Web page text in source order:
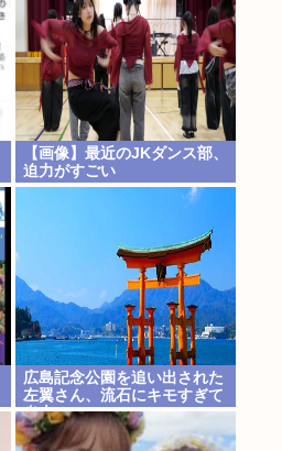
【画像】最近のJKダンス部、
迫力がすごい
広島記念公園を追い出された
左翼さん、流石にキモすぎて
炎上